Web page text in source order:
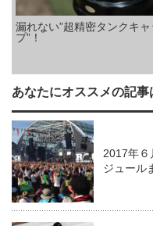
漏れない”超精密タンクキャ
プ”！
あなたにオススメの記事
2017年
ジュール